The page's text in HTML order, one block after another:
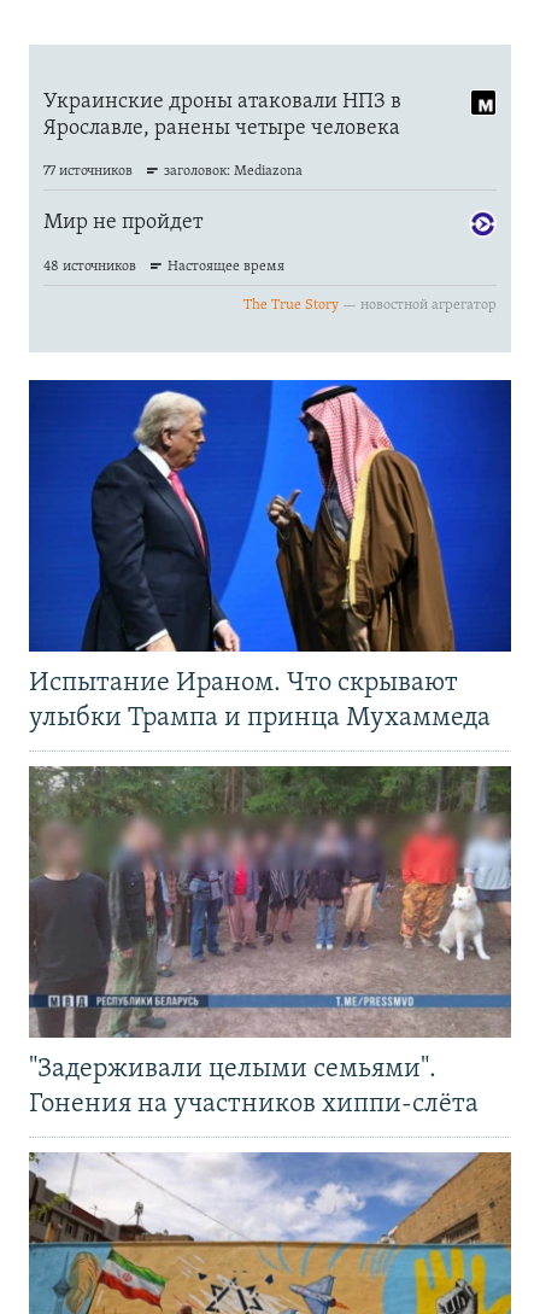
Испытание Ираном. Что скрывают
улыбки Трампа и принца Мухаммеда
"Задерживали целыми семьями".
Гонения на участников хиппи-слёта